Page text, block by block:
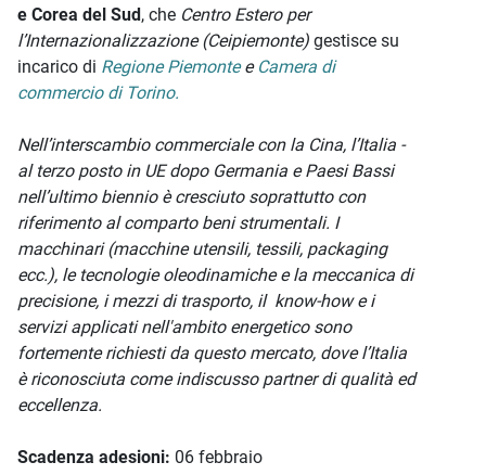
e Corea del Sud, che Centro Estero per
l’Internazionalizzazione (Ceipiemonte) gestisce su
incarico di Regione Piemontee Camera di
commercio di Torino.
Nell’interscambio commerciale con la Cina, l’Italia -
al terzo posto in UE dopo Germania e Paesi Bassi
nell’ultimo biennio è cresciuto soprattutto con
riferimento al comparto beni strumentali. I
macchinari (macchine utensili, tessili, packaging
ecc.), le tecnologie oleodinamiche e la meccanica di
precisione, i mezzi di trasporto, il know-how e i
servizi applicati nell'ambito energetico sono
fortemente richiesti da questo mercato, dove l’Italia
è riconosciuta come indiscusso partner di qualità ed
eccellenza.
Scadenza adesioni: 06 febbraio